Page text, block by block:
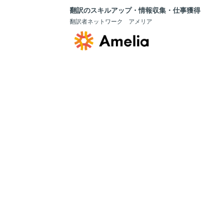
翻訳のスキルアップ・情報収集・仕事獲得
翻訳者ネットワーク アメリア